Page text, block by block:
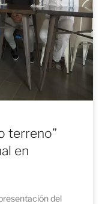
terreno”
en
del